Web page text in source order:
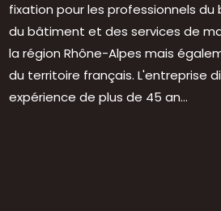
fixation pour les professionnels
du bâtiment et des services de
la région Rhône-Alpes mais
du territoire français. L'entreprise
expérience de plus de 45 an...